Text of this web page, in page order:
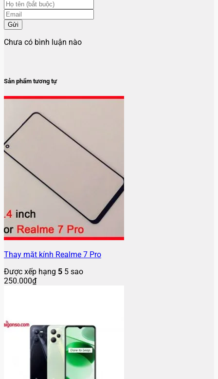
Gửi
Chưa có bình luận nào
Sản phẩm tương tự
Thay mặt kính Realme 7 Pro
Được xếp hạng 5 5 sao
250.000₫